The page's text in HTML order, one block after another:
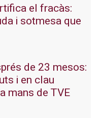
el fracàs:
i sotmesa que
de 23 mesos:
i en clau
mans de TVE